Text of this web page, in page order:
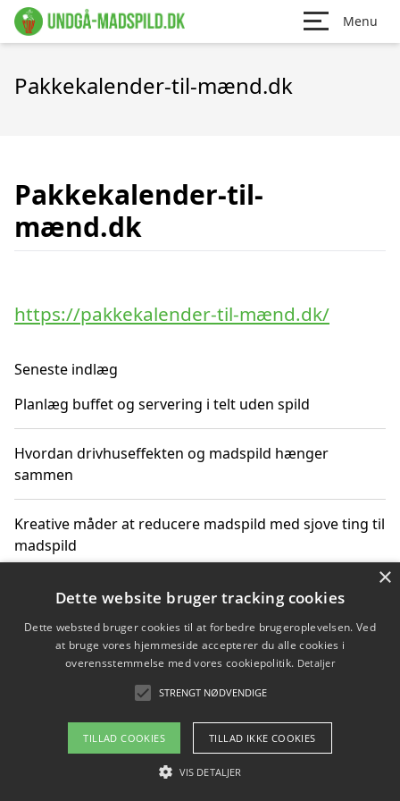
Menu
Pakkekalender-til-mænd.dk
Pakkekalender-til-
mænd.dk
https://pakkekalender-til-mænd.dk/
Seneste indlæg
Planlæg buffet og servering i telt uden spild
Hvordan drivhuseffekten og madspild hænger
sammen
Kreative måder at reducere madspild med sjove ting til
madspild
Sjove måder at reducere madspild med aktiviteter for
Hvor finder jeg nemme måltidskasser i Vejle
Copyright 2026 - Pilanto Aps
Om / kontakt
Blog Betingelser
×
Dette website bruger tracking cookies
Dette websted bruger cookies til at forbedre brugeroplevelsen. Ved
at bruge vores hjemmeside accepterer du alle cookies i
overensstemmelse med vores cookiepolitik. Detaljer
STRENGT NØDVENDIGE
TILLAD COOKIES TILLAD IKKE COOKIES
VIS DETALJER